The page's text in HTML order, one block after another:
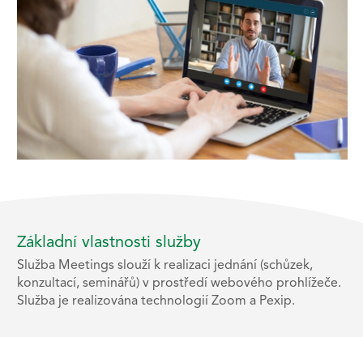
Základní vlastnosti služby
Služba Meetings slouží k realizaci jednání (schůzek,
konzultací, seminářů) v prostředí webového prohlížeče.
Služba je realizována technologií Zoom a Pexip.